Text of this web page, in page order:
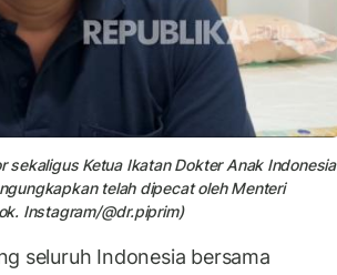
sekaligus Ketua Ikatan Dokter Anak Indonesia
telah dipecat oleh Menteri
Instagram/@dr.piprim)
seluruh Indonesia bersama